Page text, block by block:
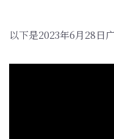
以下是2023年6月28